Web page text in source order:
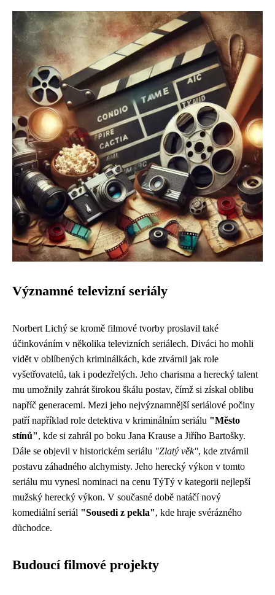
Významné televizní seriály
Norbert Lichý se kromě filmové tvorby proslavil také
účinkováním v několika televizních seriálech. Diváci ho mohli
vidět v oblíbených kriminálkách, kde ztvárnil jak role
vyšetřovatelů, tak i podezřelých. Jeho charisma a herecký talent
mu umožnily zahrát širokou škálu postav, čímž si získal oblibu
napříč generacemi. Mezi jeho nejvýznamnější seriálové počiny
patří například role detektiva v kriminálním seriálu "Město
stínů", kde si zahrál po boku Jana Krause a Jiřího Bartošky.
Dále se objevil v historickém seriálu "Zlatý věk", kde ztvárnil
postavu záhadného alchymisty. Jeho herecký výkon v tomto
seriálu mu vynesl nominaci na cenu TýTý v kategorii nejlepší
mužský herecký výkon. V současné době natáčí nový
komediální seriál "Sousedi z pekla", kde hraje svérázného
důchodce.
Budoucí filmové projekty